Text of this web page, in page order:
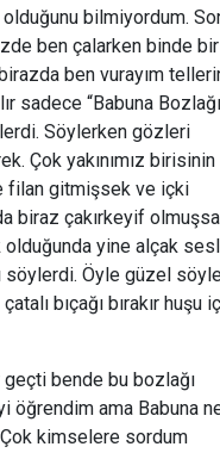
bilmiyordum.
ben çalarken binde bir
ben vurayım
sadece “Babuna
Söylerken gözleri
Çok yakınımız birisinin
filan gitmişsek ve içki
biraz çakırkeyif
yine alçak
söylerdi. Öyle güzel
bıçağı bırakır huşu
geçti bende bu bozlağı
öğrendim ama Babuna
kimselere sordum